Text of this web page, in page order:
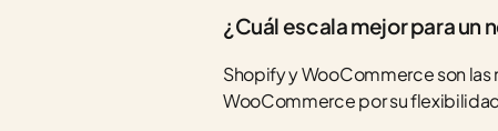
¿Cuál escala mejor para un
Shopify y WooCommerce son
WooCommerce por su